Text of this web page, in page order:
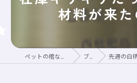
材料が来
ブログ 先週の白柄の加工